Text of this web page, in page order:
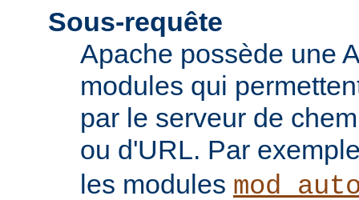
Sous-requête
Apache possède une
modules qui
par le serveur de
ou d'URL. Par
les modules